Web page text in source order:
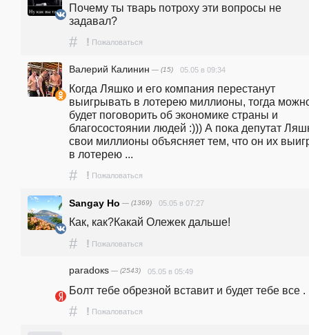
Почему ты тварь потроху эти вопросы не
задавал?
# ! Пожаловаться
Валерий Калинин — (15) 05.05 в 09:34
Когда Ляшко и его компания перестанут
выигрывать в лотерею миллионы, тогда
будет поговорить об экономике страны и
благосостоянии людей :))) А пока депутат
свои миллионы объясняет тем, что он их
в лотерею ...
# ! Пожаловаться
Sangay Ho — (1369) 05.05 в 07:27
Как, как?Какай Олежек дальше!
# ! Пожаловаться
paradoкs — (2543) 05.05 в 05:49
Болт тебе обрезной вставит и будет тебе все .
# ! Пожаловаться